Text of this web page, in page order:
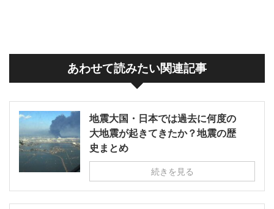
あわせて読みたい関連記事
地震大国・日本では過去に何度の
大地震が起きてきたか？地震の歴
史まとめ
続きを見る